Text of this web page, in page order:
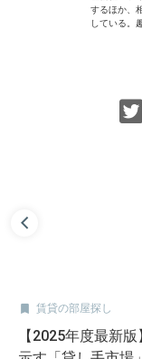
するほか、
している。
 賃貸の部屋探し
【2025年度最新